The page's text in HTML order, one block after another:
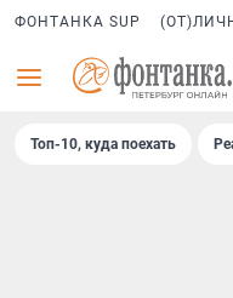
ФОНТАНКА SUP
Топ-10, куда поехать